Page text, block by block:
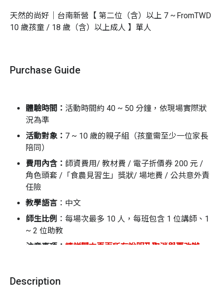
單元 5 惜食的魔法 | 發揮不浪費的超能力！
故事互動 | 邊聽邊玩，互動中學習食農
挑戰任務 | 動動手、動動腦，完成學習單，拿獎狀
門市導覽 | 選安心、挑永續，成為食農小尖兵
常見問題
Q1｜
嗎？
本活動專為 7~ 10 歲兒童設計。本單元會針對 3 ~ 6 歲、
11 ~ 12 歲開設適齡的活動，歡迎持續關注！
場人員引導領取電子折價券。一種「價目商品組合」領取
天然的尚好｜台南新營【 第二位（含）以上 7 ~
10 歲孩童 / 18 歲（含）以上成人 】單人
FromTWD
Purchase Guide
體驗時間： 活動時間約 40 ~ 50 分鐘，依現場實際狀
況為準
活動對象： 7 ~ 10 歲的親子組（孩童需至少一位家長
陪同）
費用內含： 師資費用/ 教材費 / 電子折價券 200 元 /
角色頭套 /「食農見習生」獎狀/ 場地費 / 公共意外責
任險
教學語言 ： 中文
師生比例 ： 每場次最多 10 人，每班包含 1 位講師、1
~ 2 位助教
注意事項： 請詳閱本頁面所有說明及取消與更改辦
2.報名完成後，請盡速填寫參加者資料
Description